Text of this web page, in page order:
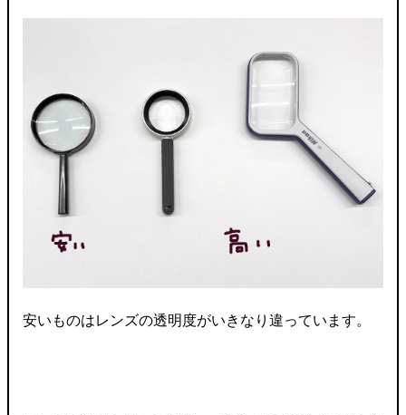
安いものはレンズの透明度がいきなり違っています。